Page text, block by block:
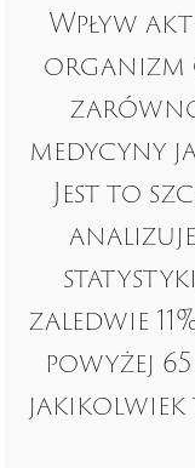
Wpływ
organizm
medycyny
Jest to
zaledwie
powyżej